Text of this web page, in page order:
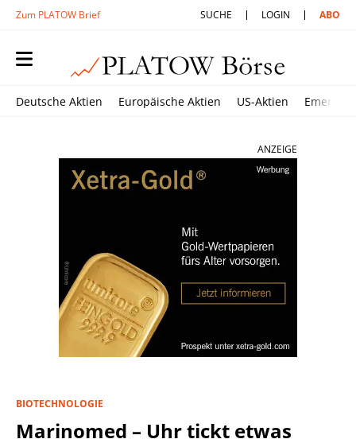
Zum PLATOW Brief SUCHE LOGIN ABO
Deutsche Aktien Europäische Aktien US-Aktien
ANZEIGE
BIOTECHNOLOGIE
Marinomed – Uhr tickt etwas